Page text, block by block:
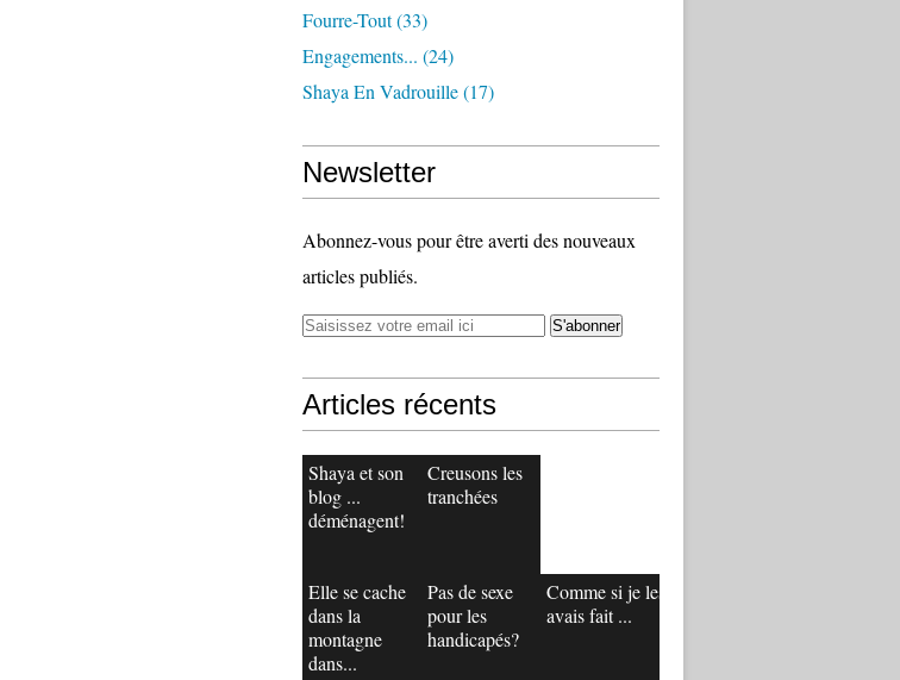
Fourre-Tout(33)
Engagements... (24)
Shaya En Vadrouille(17)
Newsletter
Abonnez-vous pour être averti des nouveaux
articles publiés.
Articles récents
Shaya et son
blog ...
déménagent!
Creusons les
tranchées
Elle se cache
dans la
montagne
dans...
Pas de sexe
pour les
handicapés?
Comme si je les
avais fait ...